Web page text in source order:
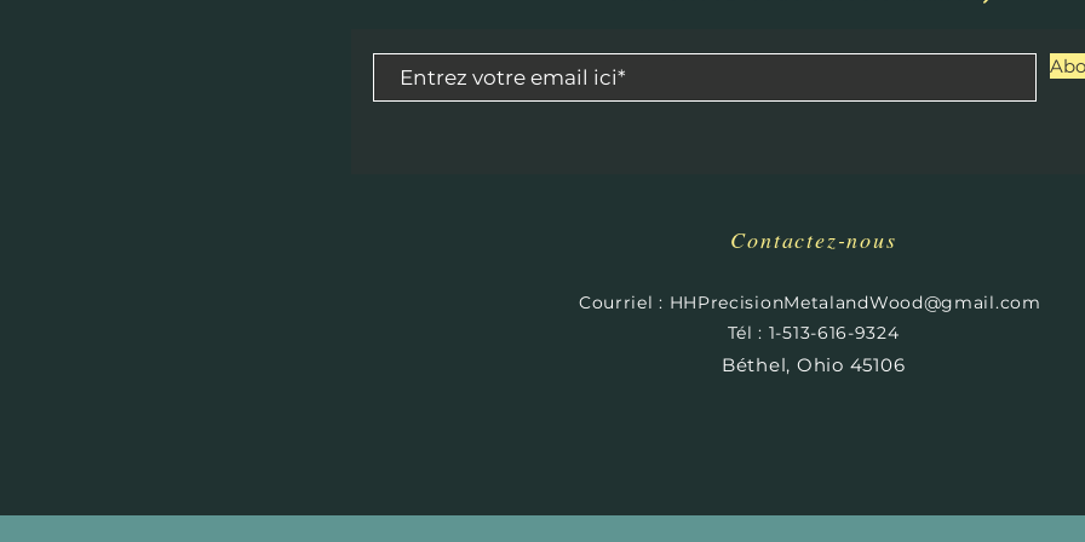
Contactez-nous
Courriel : HHPrecisionMetalandWood@gmail.com
Tél : 1-513-616-9324
Béthel, Ohio 45106